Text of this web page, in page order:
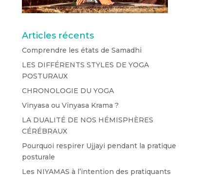
Articles récents
Comprendre les états de Samadhi
LES DIFFÉRENTS STYLES DE YOGA
POSTURAUX
CHRONOLOGIE DU YOGA
Vinyasa ou Vinyasa Krama ?
LA DUALITÉ DE NOS HÉMISPHÈRES
CÉRÉBRAUX
Pourquoi respirer Ujjayi pendant la pratique
posturale
Les NIYAMAS à l’intention des pratiquants